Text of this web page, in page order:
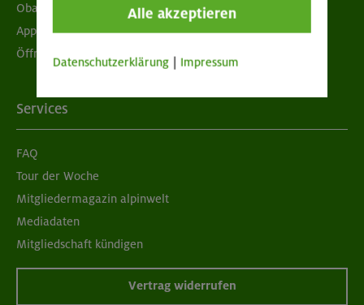
Obacht geben!
App "Mein DAV+"
Öffnungszeiten
Services
FAQ
Tour der Woche
Mitgliedermagazin alpinwelt
Mediadaten
Mitgliedschaft kündigen
Vertrag widerrufen
Alle akzeptieren
Datenschutzerklärung Impressum